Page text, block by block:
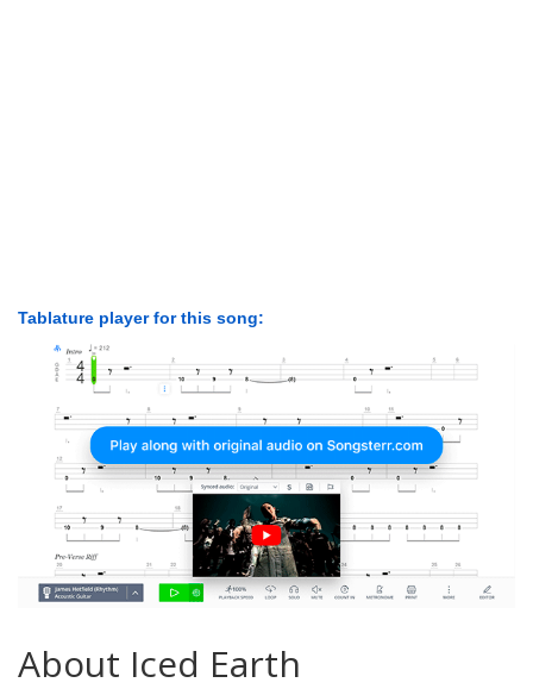
Tablature player for this song:
About Iced Earth